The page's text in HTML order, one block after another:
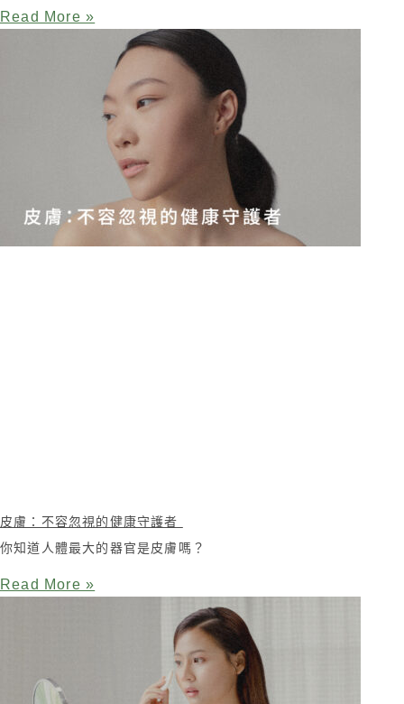
Read More »
皮膚：不容忽視的健康守護者
你知道人體最大的器官是皮膚嗎？
Read More »